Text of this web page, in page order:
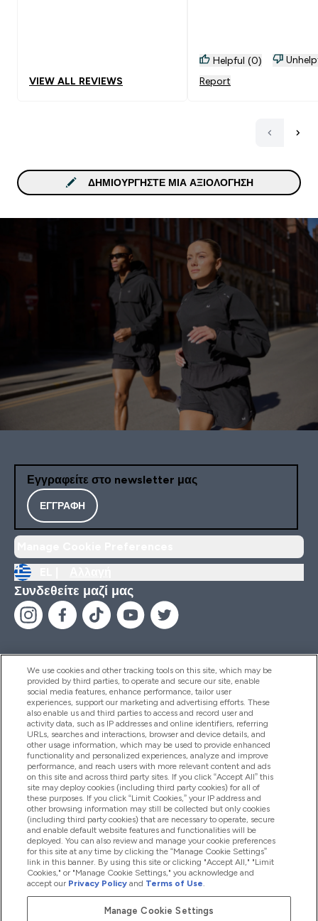
VIEW ALL REVIEWS
Helpful (0)
Report
ΔΗΜΙΟΥΡΓΉΣΤΕ ΜΙΑ ΑΞΙΟΛΌΓΗΣΗ
Εγγραφείτε στο newsletter μας
ΕΓΓΡΑΦΉ
Συνδεθείτε μαζί μας
Βοήθεια & Πληροφορίες
Προϊόντα
Εταιρικές Πληροφορίες
Εκπτώσεις & Ανταμοιβές
2026 The Hut.com Ltd
We use cookies and other tracking tools on this site, which may be
provided by third parties, to operate and secure our site, enable
social media features, enhance performance, tailor user
experiences, support our marketing and advertising efforts. These
also enable us and third parties to access and record user and
activity data, such as IP addresses and online identifiers, referring
URLs, searches and interactions, browser and device details, and
other usage information, which may be used to provide enhanced
functionality and personalized experiences, analyze and improve
performance, and reach users with more relevant content and ads
on this site and across third party sites. If you click “Accept All” this
site may deploy cookies (including third party cookies) for all of
these purposes. If you click “Limit Cookies,” your IP address and
other browsing information may still be collected but only cookies
(including third party cookies) that are necessary to operate, secure
and enable default website features and functionalities will be
deployed. You can also review and manage your cookie preferences
for this site at any time by clicking the “Manage Cookie Settings”
link in this banner. By using this site or clicking "Accept All," "Limit
Cookies," or "Manage Cookie Settings," you acknowledge and
accept our Privacy Policy and Terms of Use.
Manage Cookie Settings